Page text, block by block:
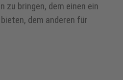
zu bringen, dem einen ein
dem anderen für